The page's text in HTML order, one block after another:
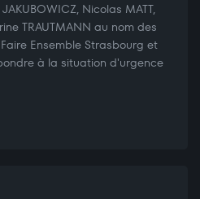
Nicolas MATT,
TRAUTMANN au nom des
Ensemble Strasbourg et
à la situation d'urgence